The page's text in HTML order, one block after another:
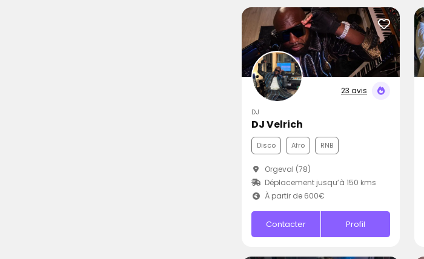
23 avis
DJ
DJ Velrich
Disco Afro RNB
Orgeval (78)
Déplacement jusqu’à 150 kms
À partir de 600€
Contacter Profil